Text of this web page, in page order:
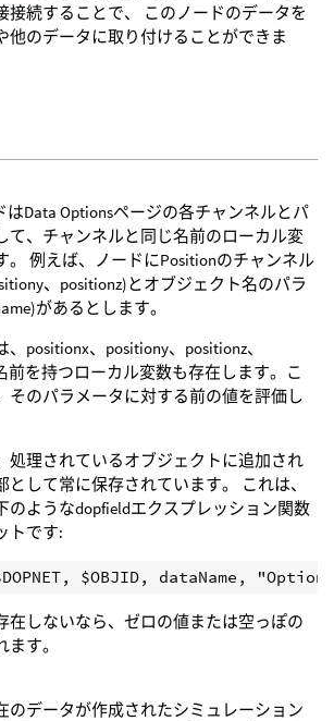
接続することで、 このノードのデータを
他のデータに取り付けることができま
はData Optionsページの各チャンネルとパ
て、チャンネルと同じ名前のローカル変
。 例えば、ノードにPositionのチャンネル
、positionz)とオブジェクト名のパラ
があるとします。
、positionx、positiony、positionz、
前を持つローカル変数も存在します。こ
そのパラメータに対する前の値を評価し
処理されているオブジェクトに追加され
として常に保存されています。 これは、
のようなdopfieldエクスプレッション関数
トです:
在しないなら、ゼロの値または空っぽの
す。
のデータが作成されたシミュレーション